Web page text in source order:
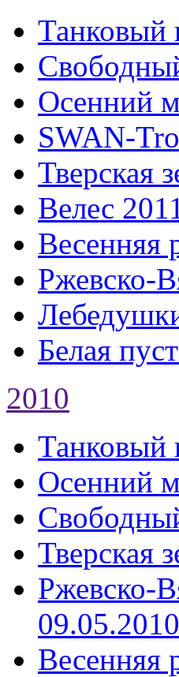
Танковый
Осенний
SWAN-
Тверская
Велес
Весенняя
Ржевско-
Белая
2010
Танковый
Осенний
Тверская
Ржевско-
09.05.2010
Весенняя